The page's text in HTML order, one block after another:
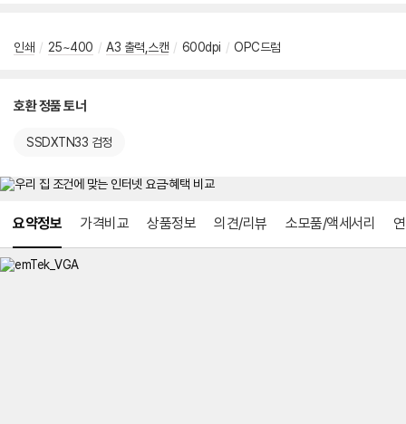
인쇄 / 25~400 / A3 출력,스캔 / 600dpi / OPC드럼
호환 정품 토너
SSDXTN33 검정
요약정보 가격비교 상품정보 의견/리뷰 소모품/액세서리